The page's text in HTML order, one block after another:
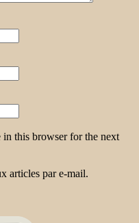
in this browser for the next
articles par e-mail.